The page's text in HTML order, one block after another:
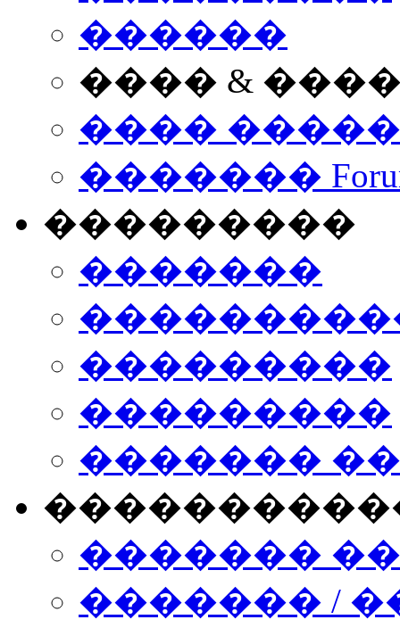
������
���� &
����
�������
���������
�������
���������
���������
�������
�������
������� /